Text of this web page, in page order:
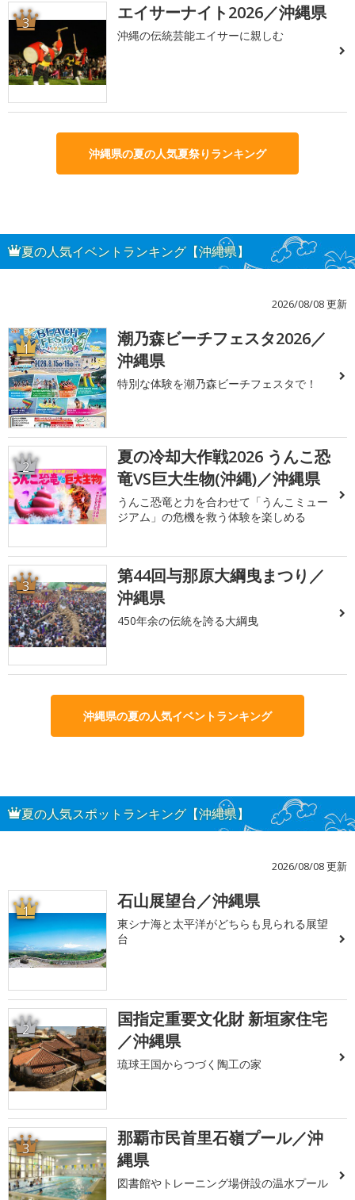
3 エイサーナイト2026／沖縄県
沖縄の伝統芸能エイサーに親しむ
沖縄県の夏の人気夏祭りランキング
夏の人気イベントランキング【沖縄県】
2026/08/08 更新
1
潮乃森ビーチフェスタ2026／
沖縄県
特別な体験を潮乃森ビーチフェスタで！
2
夏の冷却大作戦2026 うんこ恐
竜VS巨大生物(沖縄)／沖縄県
うんこ恐竜と力を合わせて「うんこミュー
ジアム」の危機を救う体験を楽しめる
3
第44回与那原大綱曳まつり／
沖縄県
450年余の伝統を誇る大綱曳
沖縄県の夏の人気イベントランキング
夏の人気スポットランキング【沖縄県】
2026/08/08 更新
1 石山展望台／沖縄県
東シナ海と太平洋がどちらも見られる展望
台
2
国指定重要文化財 新垣家住宅
／沖縄県
琉球王国からつづく陶工の家
3
那覇市民首里石嶺プール／沖
縄県
図書館やトレーニング場併設の温水プール